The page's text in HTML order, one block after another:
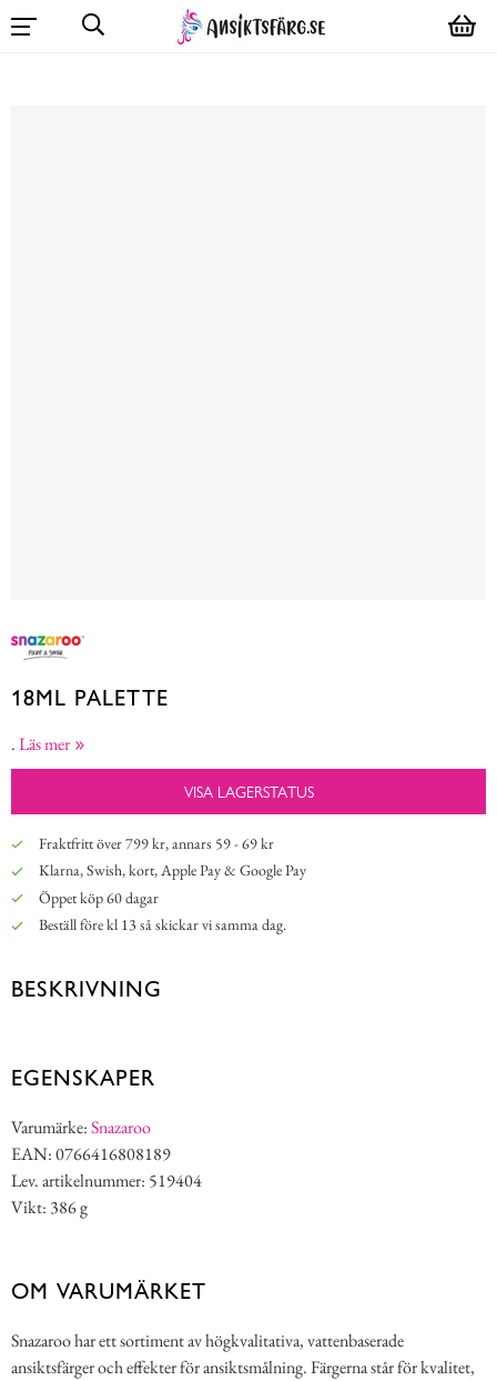
18ML PALETTE
.Läs mer
VISA LAGERSTATUS
Fraktfritt över 799 kr, annars 59 - 69 kr
Klarna, Swish, kort, Apple Pay & Google Pay
Öppet köp 60 dagar
Beställ före kl 13 så skickar vi samma dag.
BESKRIVNING
EGENSKAPER
Varumärke:Snazaroo
EAN: 0766416808189
Lev. artikelnummer: 519404
Vikt: 386 g
OM VARUMÄRKET
Snazaroo har ett sortiment av högkvalitativa, vattenbaserade
ansiktsfärger och effekter för ansiktsmålning. Färgerna står för kvalitet,